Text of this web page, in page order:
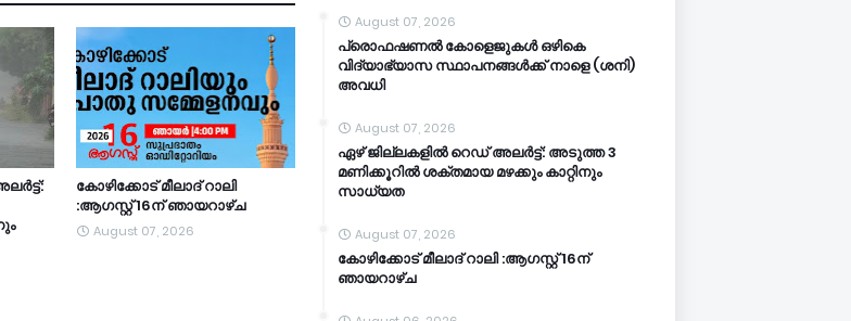
കോഴിക്കോട് മീലാദ് റാലി
:ആഗസ്റ്റ് 16ന് ഞായറാഴ്ച
August 07, 2026
August 07, 2026
പ്രൊഫഷണൽ കോളെജുകൾ ഒഴികെ
വിദ്യാഭ്യാസ സ്ഥാപനങ്ങൾക്ക് നാളെ (ശനി)
അവധി
August 07, 2026
ഏഴ് ജില്ലകളില്‍ റെഡ് അലര്‍ട്ട്: അടുത്ത 3
മണിക്കൂറിൽ ശക്തമായ മഴക്കും കാറ്റിനും
സാധ്യത
August 07, 2026
കോഴിക്കോട് മീലാദ് റാലി :ആഗസ്റ്റ് 16ന്
ഞായറാഴ്ച